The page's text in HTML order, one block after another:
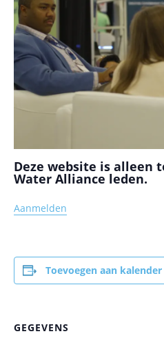
Deze website is alleen
Water Alliance leden.
Aanmelden
Toevoegen aan kalender
GEGEVENS